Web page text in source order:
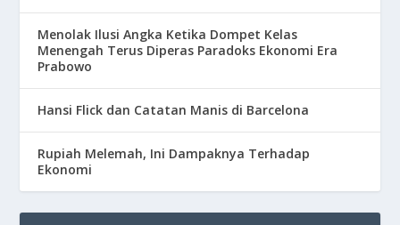
Menolak Ilusi Angka Ketika Dompet Kelas
Menengah Terus Diperas Paradoks Ekonomi Era
Prabowo
Hansi Flick dan Catatan Manis di Barcelona
Rupiah Melemah, Ini Dampaknya Terhadap
Ekonomi